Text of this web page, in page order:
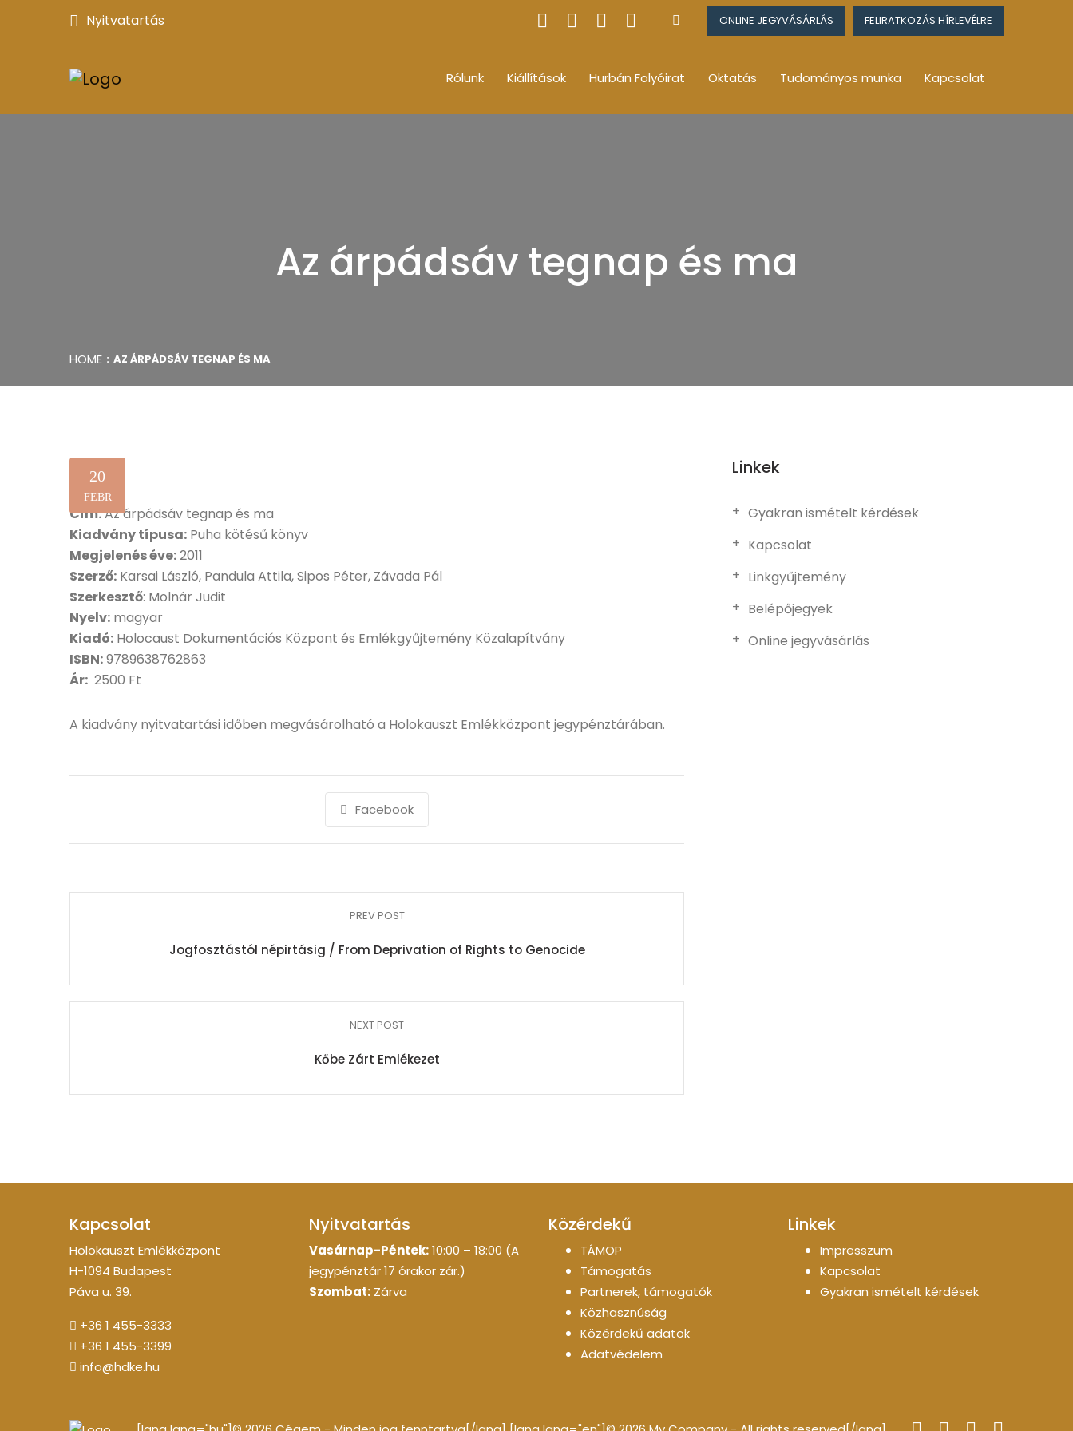
Nyitvatartás ONLINE JEGYVÁSÁRLÁS FELIRATKOZÁS HÍRLEVÉLRE
Rólunk Kiállítások Hurbán Folyóirat Oktatás Tudományos munka Kapcsolat
Az árpádsáv tegnap és ma
HOME AZ ÁRPÁDSÁV TEGNAP ÉS MA
20
FEBR
Cím:Az árpádsáv tegnap és ma
Kiadvány típusa: Puha kötésű könyv
Megjelenés éve:2011
Szerző: Karsai László, Pandula Attila, Sipos Péter, Závada Pál
Szerkesztő: Molnár Judit
Nyelv: magyar
Kiadó: Holocaust Dokumentációs Központ és Emlékgyűjtemény Közalapítvány
ISBN:9789638762863
Ár: 2500 Ft
A kiadvány nyitvatartási időben megvásárolható a Holokauszt Emlékközpont jegypénztárában.
Facebook
PREV POST
Jogfosztástól népirtásig / From Deprivation of Rights to Genocide
NEXT POST
Kőbe Zárt Emlékezet
Linkek
Gyakran ismételt kérdések
Kapcsolat
Linkgyűjtemény
Belépőjegyek
Online jegyvásárlás
Kapcsolat
Holokauszt Emlékközpont
H-1094 Budapest
Páva u. 39.
+36 1 455-3333
+36 1 455-3399
info@hdke.hu
Nyitvatartás
Vasárnap-Péntek:10:00 – 18:00 (A
jegypénztár 17 órakor zár.)
Szombat: Zárva
Közérdekű
TÁMOP
Támogatás
Partnerek, támogatók
Közhasznúság
Közérdekű adatok
Adatvédelem
Linkek
Impresszum
Kapcsolat
Gyakran ismételt kérdések